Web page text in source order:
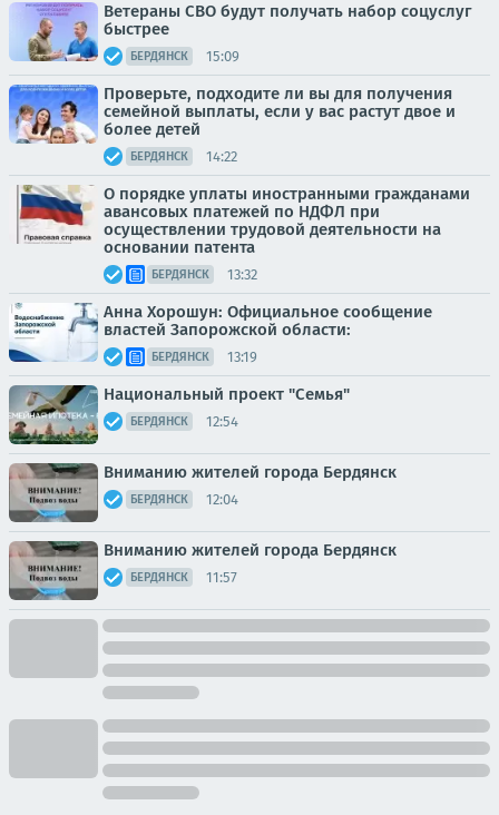
Ветераны СВО будут получать набор соцуслуг
быстрее
БЕРДЯНСК 15:09
Проверьте, подходите ли вы для получения
семейной выплаты, если у вас растут двое и
более детей
БЕРДЯНСК 14:22
О порядке уплаты иностранными гражданами
авансовых платежей по НДФЛ при
осуществлении трудовой деятельности на
основании патента
БЕРДЯНСК 13:32
Анна Хорошун: Официальное сообщение
властей Запорожской области:
БЕРДЯНСК 13:19
Национальный проект "Семья"
БЕРДЯНСК 12:54
Вниманию жителей города Бердянск
БЕРДЯНСК 12:04
Вниманию жителей города Бердянск
БЕРДЯНСК 11:57